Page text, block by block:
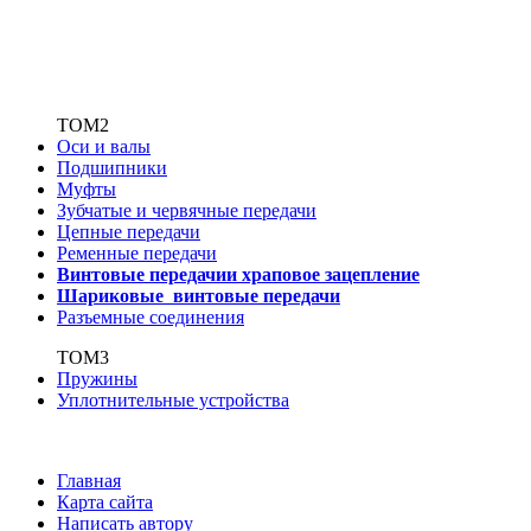
ТОМ2
Оси и валы
Подшипники
Муфты
Зубчатые и червячные передачи
Цепные передачи
Ременные передачи
Винтовые передачии храповое зацепление
Шариковые винтовые передачи
Разъемные соединения
ТОМ3
Пружины
Уплотнительные устройства
Главная
Карта сайта
Написать автору